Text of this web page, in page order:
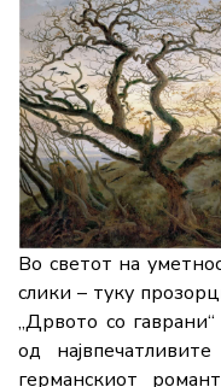
Во светот на
слики – туку
„Дрвото со
од
германскиот